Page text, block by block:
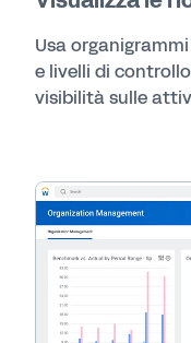
Usa
e livelli di
visibilità sulle